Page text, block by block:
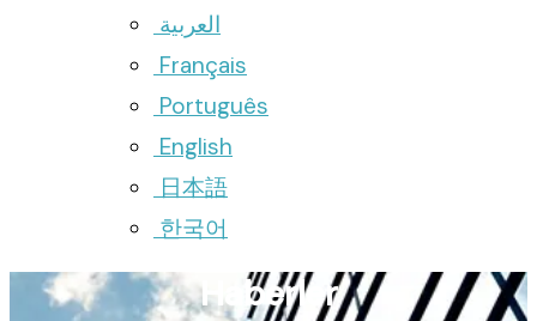
العربية
Français
Português
English
日本語
한국어
Haberler